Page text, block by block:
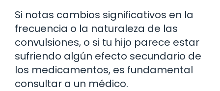
Si notas cambios significativos en la
frecuencia o la naturaleza de las
convulsiones, o si tu hijo parece estar
sufriendo algún efecto secundario de
los medicamentos, es fundamental
consultar a un médico.